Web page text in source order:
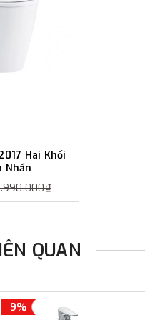
Hai Khối
Nhấn
QUAN
9%